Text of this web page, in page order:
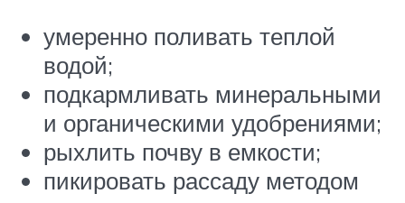
умеренно поливать теплой
водой;
подкармливать минеральными
и органическими удобрениями;
рыхлить почву в емкости;
пикировать рассаду методом